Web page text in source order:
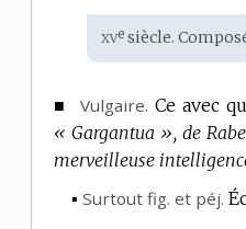
Étymologie
:
xve siècle.
■ Vulgaire. Ce avec
« Gargantua », de
merveilleuse
▪ Surtout fig. et péj.